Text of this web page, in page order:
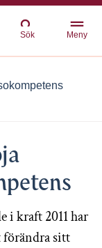
Sök Meny
i kraft 2011 har
förändra sitt